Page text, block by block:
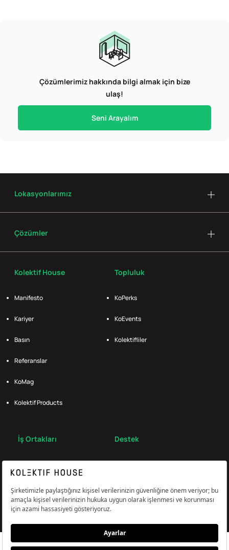
Çözümlerimiz hakkında bilgi almak için bize
ulaş!
Seni Arayalım
Kolektif House
Manifesto
Kariyer
Basın
Referanslar
KoMag
Kolektif Products
Topluluk
KoPerks
KoEvents
Kolektifliler
İş Ortakları Destek
Lokasyonlarımız
Çözümler
Çerez Tercihlerini Yönetin